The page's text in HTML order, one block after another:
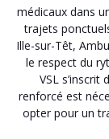
médicaux dans
trajets
Ille-sur-Têt,
le respect du
VSL
renforcé est
opter pour un